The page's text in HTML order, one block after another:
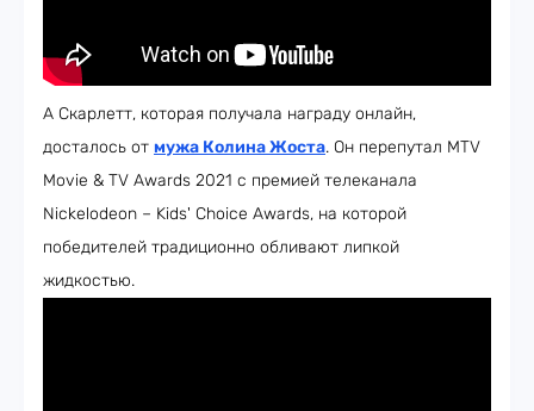
А Скарлетт, которая получала награду онлайн,
досталось от мужа Колина Жоста. Он перепутал MTV
Movie & TV Awards 2021 с премией телеканала
Nickelodeon – Kids' Choice Awards, на которой
победителей традиционно обливают липкой
жидкостью.